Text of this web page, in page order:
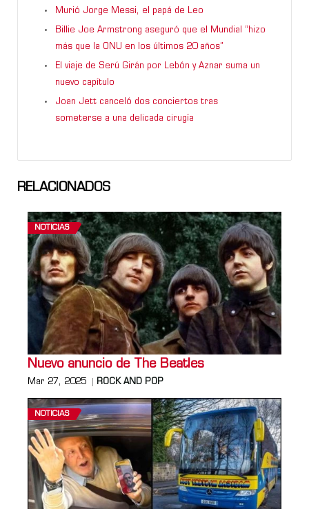
Murió Jorge Messi, el papá de Leo
Billie Joe Armstrong aseguró que el Mundial “hizo
más que la ONU en los últimos 20 años”
El viaje de Serú Girán por Lebón y Aznar suma un
nuevo capítulo
Joan Jett canceló dos conciertos tras
someterse a una delicada cirugía
RELACIONADOS
NOTICIAS
Nuevo anuncio de The Beatles
Mar 27, 2025 ROCK AND POP
NOTICIAS